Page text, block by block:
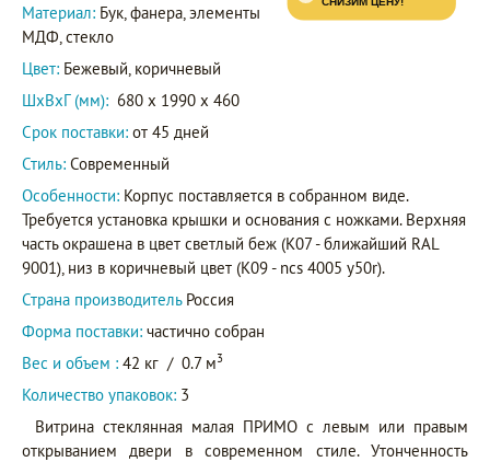
Материал: Бук, фанера, элементы
МДФ, стекло
Цвет: Бежевый, коричневый
ШxВxГ (мм): 680 x 1990 x 460
Срок поставки: от 45 дней
Стиль: Современный
Особенности: Корпус поставляется в собранном виде.
Требуется установка крышки и основания с ножками. Верхняя
часть окрашена в цвет светлый беж (K07 - ближайший RAL
9001), низ в коричневый цвет (K09 - ncs 4005 y50r).
Страна производитель Россия
Форма поставки: частично собран
Вес и объем : 42 кг / 0.7 м3
Количество упаковок: 3
Витрина стеклянная малая ПРИМО с левым или правым
открыванием двери в современном стиле. Утонченность